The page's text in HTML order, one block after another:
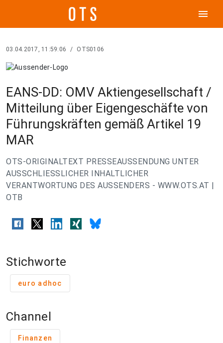
menu
03.04.2017, 11:59:06 / OTS0106
EANS-DD: OMV Aktiengesellschaft /
Mitteilung über Eigengeschäfte von
Führungskräften gemäß Artikel 19
MAR
OTS-ORIGINALTEXT PRESSEAUSSENDUNG UNTER
AUSSCHLIESSLICHER INHALTLICHER
VERANTWORTUNG DES AUSSENDERS - WWW.OTS.AT |
OTB
Stichworte
euro adhoc
Channel
Finanzen